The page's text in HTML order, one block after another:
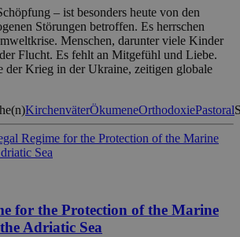
– ist besonders heute von den
Störungen betroffen. Es herrschen
Menschen, darunter viele Kinder
Flucht. Es fehlt an Mitgefühl und Liebe.
Krieg in der Ukraine, zeitigen globale
KirchenväterÖkumeneOrthodoxiePastoral
for the Protection of the Marine
Adriatic Sea